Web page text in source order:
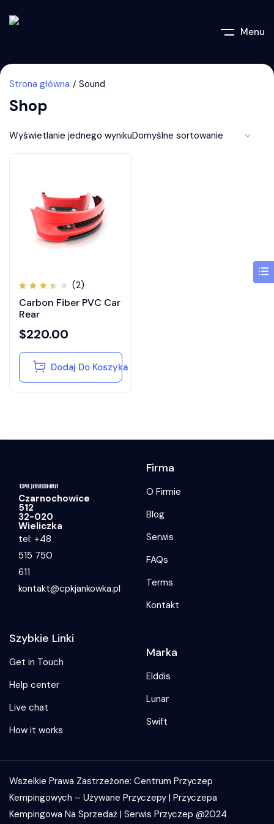
Menu
Strona główna Sound
Shop
Wyświetlanie jednego wyniku
3.50
(2)
Carbon Fiber PVC Car
Rear
$220.00
Dodaj Do Koszyka
Czarnochowice
512
32-020
Wieliczka
tel: +48
515 750
611
kontakt@cpkjankowka.pl
Firma
O Firmie
Blog
Serwis
FAQs
Terms
Kontakt
Szybkie Linki
Get in Touch
Help center
Live chat
How it works
Marka
Elddis
Lunar
Swift
Wszelkie Prawa Zastrzeżone: Centrum Przyczep
Kempingowych – Używane Przyczepy | Przyczepa
Kempingowa Na Sprzedaż | Serwis Przyczep @2024